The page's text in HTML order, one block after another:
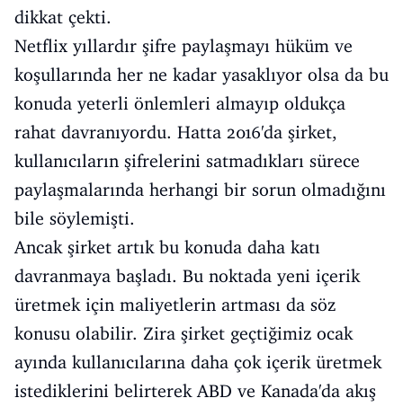
dikkat çekti.
Netflix yıllardır şifre paylaşmayı hüküm ve
koşullarında her ne kadar yasaklıyor olsa da bu
konuda yeterli önlemleri almayıp oldukça
rahat davranıyordu. Hatta 2016'da şirket,
kullanıcıların şifrelerini satmadıkları sürece
paylaşmalarında herhangi bir sorun olmadığını
bile söylemişti.
Ancak şirket artık bu konuda daha katı
davranmaya başladı. Bu noktada yeni içerik
üretmek için maliyetlerin artması da söz
konusu olabilir. Zira şirket geçtiğimiz ocak
ayında kullanıcılarına daha çok içerik üretmek
istediklerini belirterek ABD ve Kanada'da akış